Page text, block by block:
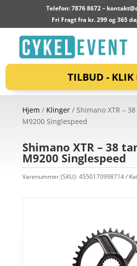
Telefon: 7876 8672 –
Fri Fragt fra kr. 299 og 365
TILBUD - KLIK
Hjem / Klinger/ Shimano XTR –
M9200 Singlespeed
Shimano XTR – 38
M9200 Singlespeed
Varenummer (SKU):4550170998714